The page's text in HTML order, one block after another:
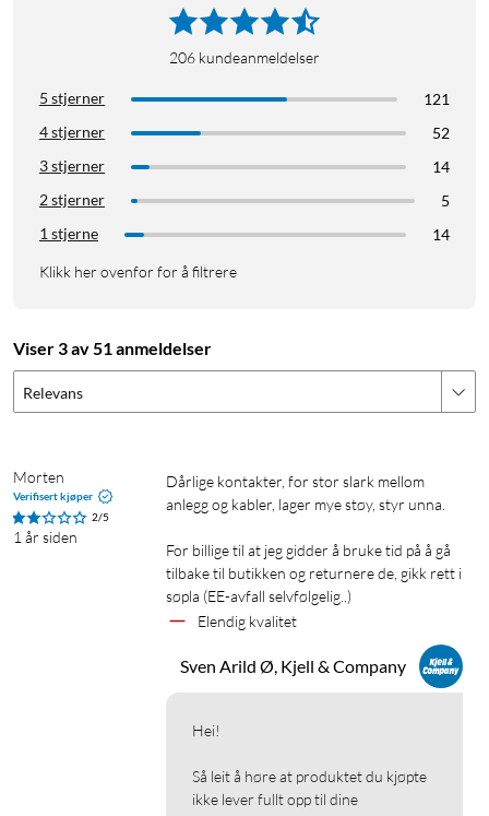
206 kundeanmeldelser
5 stjerner
121
4 stjerner
52
3 stjerner
14
2 stjerner
5
1 stjerne
14
Klikk her ovenfor for å filtrere
Viser 3 av 51 anmeldelser
Relevans
Morten
Verifisert kjøper
2/5
1 år siden
Dårlige kontakter, for stor slark mellom
anlegg og kabler, lager mye støy, styr unna.
For billige til at jeg gidder å bruke tid på å gå
tilbake til butikken og returnere de, gikk rett i
søpla (EE-avfall selvfølgelig..)
Elendig kvalitet
Sven Arild Ø, Kjell & Company
Hei!
Så leit å høre at produktet du kjøpte
ikke lever fullt opp til dine